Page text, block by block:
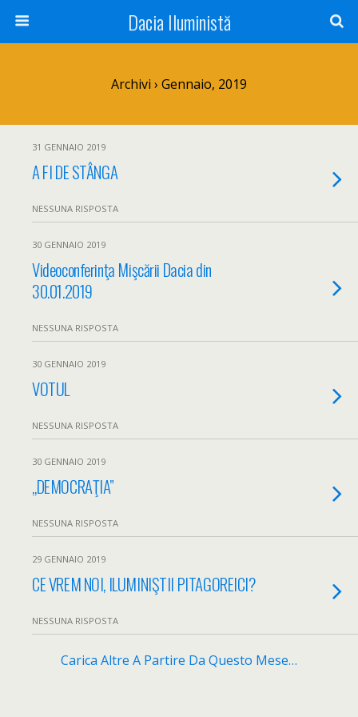
Dacia Iluministă
Archivi › Gennaio, 2019
31 GENNAIO 2019
A FI DE STÂNGA
NESSUNA RISPOSTA
30 GENNAIO 2019
Videoconferinţa Mişcării Dacia din
30.01.2019
NESSUNA RISPOSTA
30 GENNAIO 2019
VOTUL
NESSUNA RISPOSTA
30 GENNAIO 2019
„DEMOCRAŢIA”
NESSUNA RISPOSTA
29 GENNAIO 2019
CE VREM NOI, ILUMINIŞTII PITAGOREICI?
NESSUNA RISPOSTA
Carica Altre A Partire Da Questo Mese…